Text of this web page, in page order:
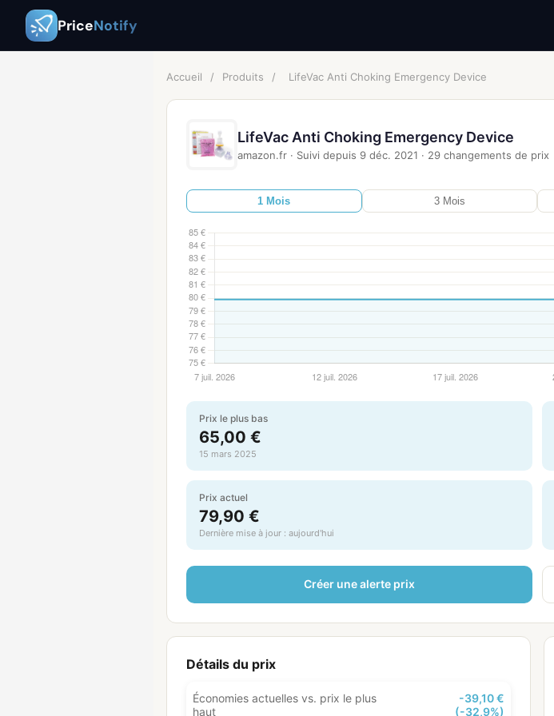
PriceNotify
Accueil / Produits / LifeVac Anti Choking Emergency Device
LifeVac Anti Choking Emergency Device
amazon.fr · Suivi depuis 9 déc. 2021 · 29 changements de prix
1 Mois 3 Mois
Prix le plus bas
65,00 €
15 mars 2025
Prix actuel
79,90 €
Dernière mise à jour : aujourd'hui
Créer une alerte prix
Détails du prix
Économies actuelles vs. prix le plus
haut
-39,10 €
(-32,9%)